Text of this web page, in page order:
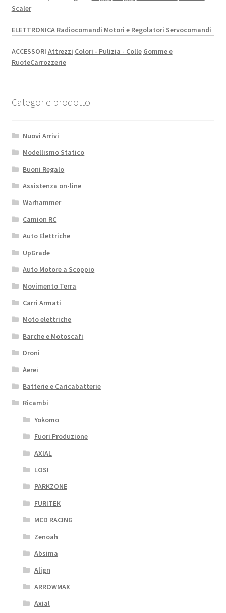
Scaler
ELETTRONICA Radiocomandi Motori e Regolatori Servocomandi
ACCESSORI Attrezzi Colori - Pulizia - Colle Gomme e
RuoteCarrozzerie
Categorie prodotto
Nuovi Arrivi
Modellismo Statico
Buoni Regalo
Assistenza on-line
Warhammer
Camion RC
Auto Elettriche
UpGrade
Auto Motore a Scoppio
Movimento Terra
Carri Armati
Moto elettriche
Barche e Motoscafi
Droni
Aerei
Batterie e Caricabatterie
Ricambi
Yokomo
Fuori Produzione
AXIAL
LOSI
PARKZONE
FURITEK
MCD RACING
Zenoah
Absima
Align
ARROWMAX
Axial